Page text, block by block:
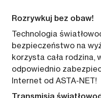
Rozrywkuj bez obaw!
Technologia
bezpieczeństwo na
korzysta cała rodzina,
odpowiednio
Internet od ASTA-NET!
Transmisja